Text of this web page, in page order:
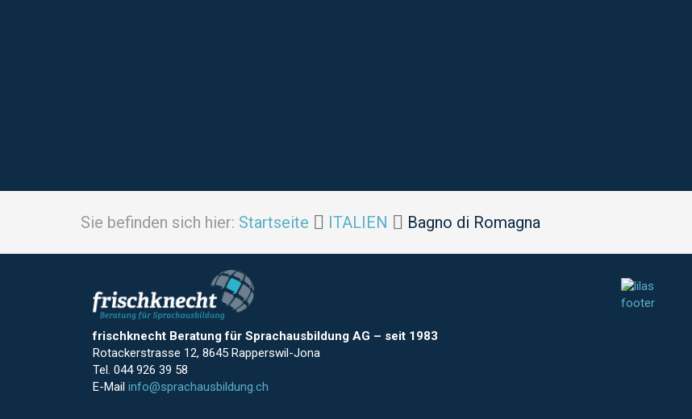
Sie befinden sich hier: Startseite ITALIEN Bagno di Romagna
frischknecht Beratung für Sprachausbildung AG – seit 1983
Rotackerstrasse 12, 8645 Rapperswil-Jona
Tel. 044 926 39 58
E-Mail info@sprachausbildung.ch